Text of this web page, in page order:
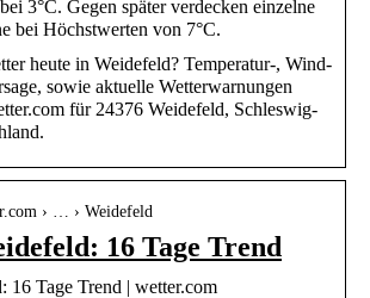
3°C. Gegen später verdecken einzelne
bei Höchstwerten von 7°C.
heute in Weidefeld? Temperatur-, Wind-
sowie aktuelle Wetterwarnungen
für 24376 Weidefeld, Schleswig-
› … › Weidefeld
16 Tage Trend
16 Tage Trend | wetter.com